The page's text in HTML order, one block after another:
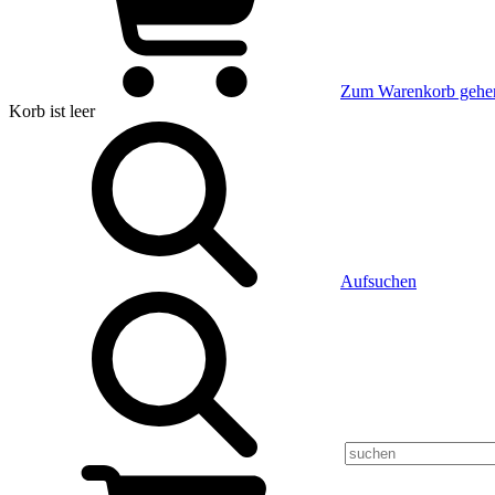
Zum Warenkorb
Korb ist leer
Aufsuchen